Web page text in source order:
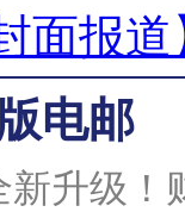
面报
电邮
升级